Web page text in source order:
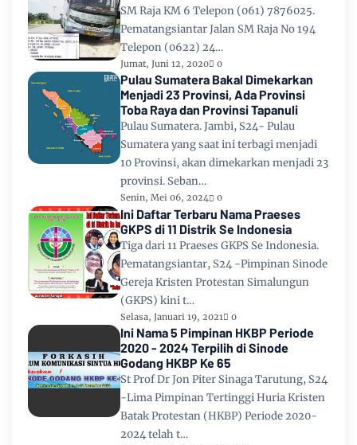
SM Raja KM 6 Telepon (061) 7876025.
Pematangsiantar Jalan SM Raja No 194
Telepon (0622) 24…
Jumat, Juni 12, 2020 0
Pulau Sumatera Bakal Dimekarkan
Menjadi 23 Provinsi, Ada Provinsi
Toba Raya dan Provinsi Tapanuli
Pulau Sumatera. Jambi, S24- Pulau
Sumatera yang saat ini terbagi menjadi
10 Provinsi, akan dimekarkan menjadi 23
provinsi. Seban…
Senin, Mei 06, 2024 0
Ini Daftar Terbaru Nama Praeses
GKPS di 11 Distrik Se Indonesia
Tiga dari 11 Praeses GKPS Se Indonesia.
Pematangsiantar, S24 -Pimpinan Sinode
Gereja Kristen Protestan Simalungun
(GKPS) kini t…
Selasa, Januari 19, 2021 0
Ini Nama 5 Pimpinan HKBP Periode
2020 - 2024 Terpilih di Sinode
Godang HKBP Ke 65
St Prof Dr Jon Piter Sinaga Tarutung, S24
-Lima Pimpinan Tertinggi Huria Kristen
Batak Protestan (HKBP) Periode 2020-
2024 telah t…